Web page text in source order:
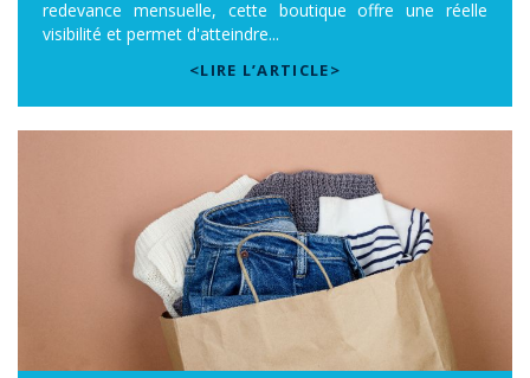
redevance mensuelle, cette boutique offre une réelle
visibilité et permet d'atteindre...
<LIRE L’ARTICLE>